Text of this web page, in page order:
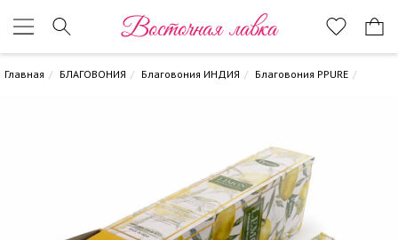
Восточная лавка
Главная БЛАГОВОНИЯ Благовония ИНДИЯ Благовония PPURE